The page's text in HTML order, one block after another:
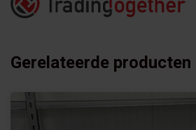
Gerelateerde producten